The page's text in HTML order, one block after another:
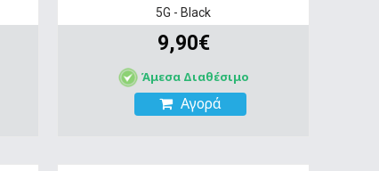
5G - Black
9,90€
Άμεσα Διαθέσιμο
Αγορά